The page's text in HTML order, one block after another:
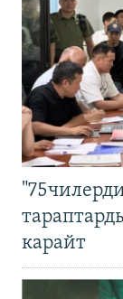
карайт